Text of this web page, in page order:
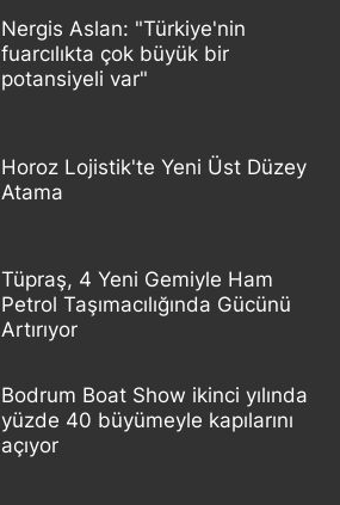
Nergis Aslan: "Türkiye'nin
fuarcılıkta çok büyük bir
potansiyeli var"
Horoz Lojistik'te Yeni Üst Düzey
Atama
Tüpraş, 4 Yeni Gemiyle Ham
Petrol Taşımacılığında Gücünü
Artırıyor
Bodrum Boat Show ikinci yılında
yüzde 40 büyümeyle kapılarını
açıyor